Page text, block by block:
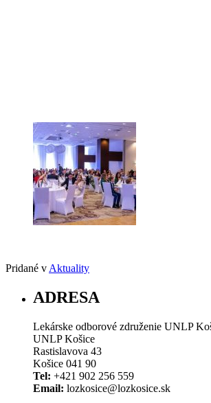
Pridané v Aktuality
ADRESA
Lekárske odborové združenie UNLP
UNLP Košice
Rastislavova 43
Košice 041 90
Tel: +421 902 256 559
Email: lozkosice@lozkosice.sk